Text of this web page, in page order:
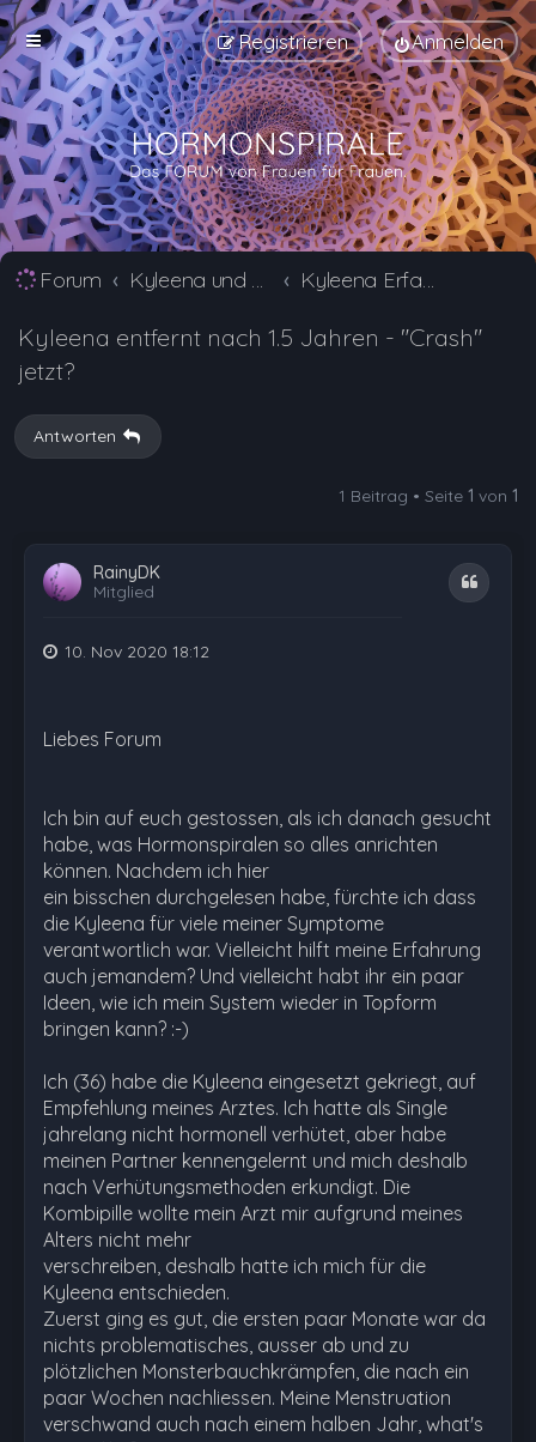
Anmelden
Registrieren
Forum Kyleena und Jaydess Erfahrungsberichte und Nebenwirkungen Kyleena Erfahrungsberichte und Nebenwirkungen
Kyleena entfernt nach 1.5 Jahren - "Crash"
jetzt?
Antworten
1 Beitrag • Seite 1 von 1
RainyDK
Mitglied
Zitat
10. Nov 2020 18:12
Liebes Forum
Ich bin auf euch gestossen, als ich danach gesucht
habe, was Hormonspiralen so alles anrichten
können. Nachdem ich hier
ein bisschen durchgelesen habe, fürchte ich dass
die Kyleena für viele meiner Symptome
verantwortlich war. Vielleicht hilft meine Erfahrung
auch jemandem? Und vielleicht habt ihr ein paar
Ideen, wie ich mein System wieder in Topform
bringen kann? :-)
Ich (36) habe die Kyleena eingesetzt gekriegt, auf
Empfehlung meines Arztes. Ich hatte als Single
jahrelang nicht hormonell verhütet, aber habe
meinen Partner kennengelernt und mich deshalb
nach Verhütungsmethoden erkundigt. Die
Kombipille wollte mein Arzt mir aufgrund meines
Alters nicht mehr
verschreiben, deshalb hatte ich mich für die
Kyleena entschieden.
Zuerst ging es gut, die ersten paar Monate war da
nichts problematisches, ausser ab und zu
plötzlichen Monsterbauchkrämpfen, die nach ein
paar Wochen nachliessen. Meine Menstruation
verschwand auch nach einem halben Jahr, what's